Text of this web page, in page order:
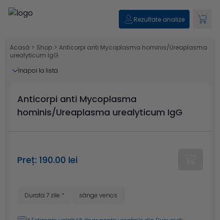
Rezultate analize
Acasă > Shop > Anticorpi anti Mycoplasma hominis/Ureaplasma
urealyticum IgG
înapoi la lista
Anticorpi anti Mycoplasma
hominis/Ureaplasma urealyticum IgG
Preț: 190.00 lei
Durata 7 zile * sânge venos